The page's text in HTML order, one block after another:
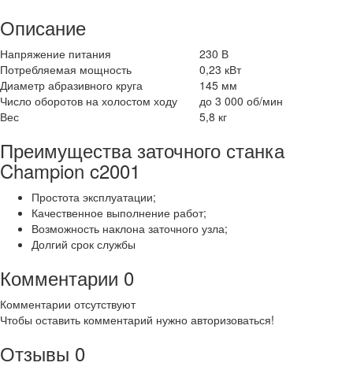
Описание
Напряжение питания
230 В
Потребляемая мощность
0,23 кВт
Диаметр абразивного круга
145 мм
Число оборотов на холостом ходу до 3 000 об/мин
Вес
5,8 кг
Преимущества заточного станка
Champion c2001
Простота эксплуатации;
Качественное выполнение работ;
Возможность наклона заточного узла;
Долгий срок службы
Комментарии 0
Комментарии отсутствуют
Чтобы оставить комментарий нужно авторизоваться!
Отзывы 0